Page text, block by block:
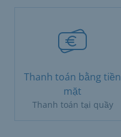
Thanh toán bằng tiền
mặt
Thanh toán tại quầy